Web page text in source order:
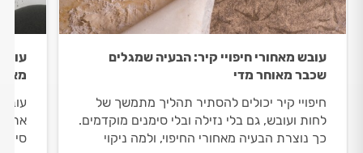
עובש מאחורי חיפויי קיר: הבעיה שמגלים
שכבר מאוחר מדי
חיפויי קיר יכולים להסתיר תהליך מתמשך של
לחות ועובש, גם בלי נזילה ובלי סימנים מוקדמים.
כך נוצרת הבעיה מאחורי החיפוי, ולמה ניקוי
את